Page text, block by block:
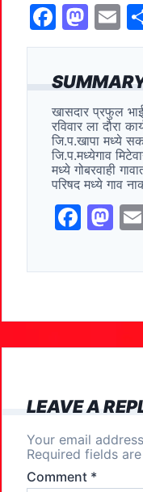
खासदार प्रफुल
रविवार ला दौरा
जि.प.खापा मध्ये
जि.प.मध्येगाव
मध्ये गोबरवाही
परिषद मध्ये गाव
F
c
b
o
k
M
st
d
o
F
a
c
e
b
o
o
k
M
a
st
o
d
o
n
E
m
ai
l
LEAVE A
Your email
Required fields
Comment *